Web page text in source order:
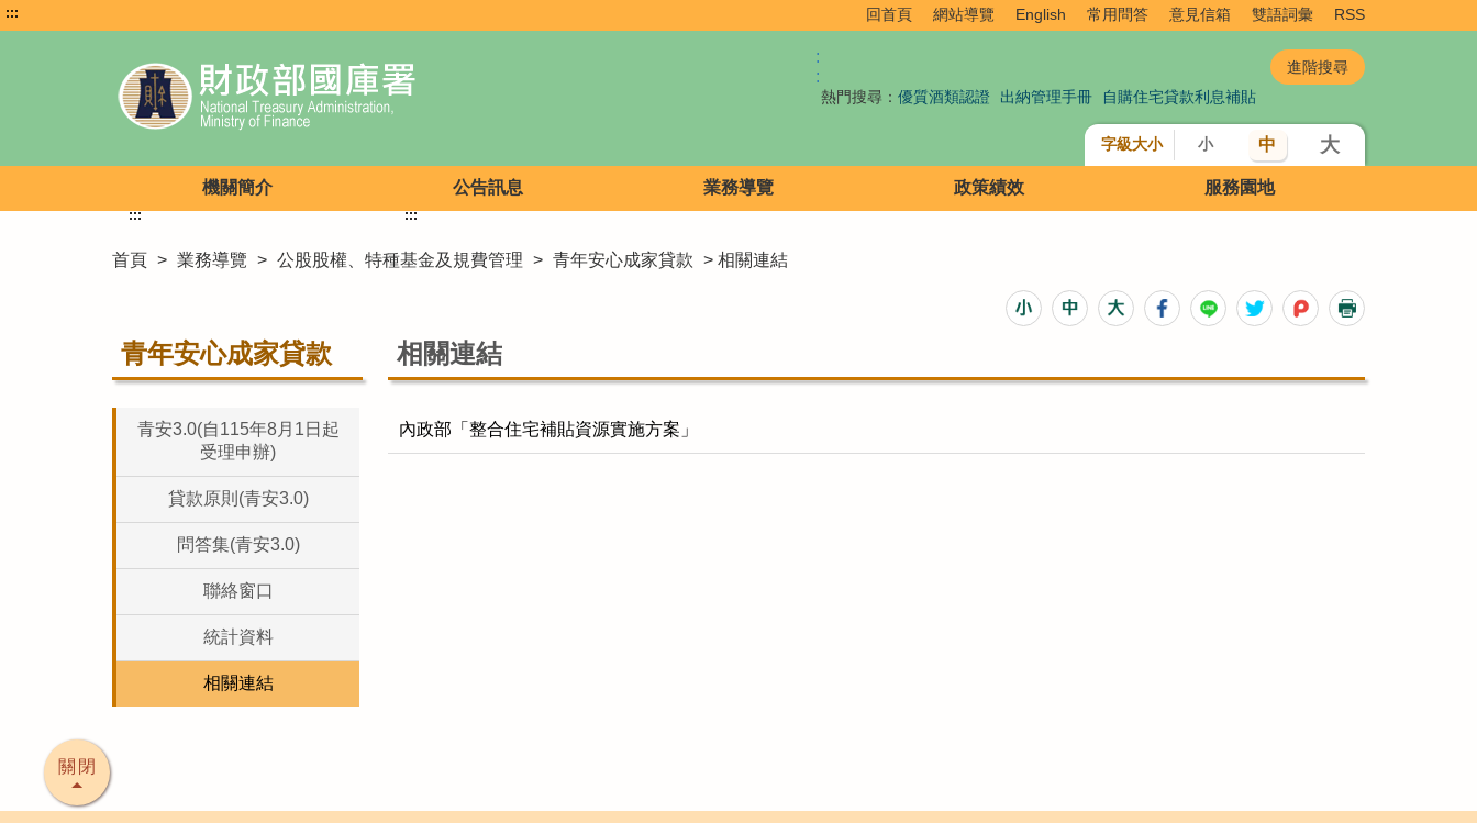
::: 回首頁 網站導覽 English 常用問答 意見信箱 雙語詞彙 RSS
:
:
熱門搜尋： 優質酒類認證 出納管理手冊 自購住宅貸款利息補貼
字級大小 小 中 大
機關簡介 公告訊息 業務導覽 政策績效 服務園地
首頁 > 業務導覽 > 公股股權、特種基金及規費管理 > 青年安心成家貸款 > 相關連結
:::
青年安心成家貸款
青安3.0(自115年8月1日起
受理申辦)
貸款原則(青安3.0)
問答集(青安3.0)
聯絡窗口
統計資料
相關連結
:::
相關連結
內政部「整合住宅補貼資源實施方案」
關閉